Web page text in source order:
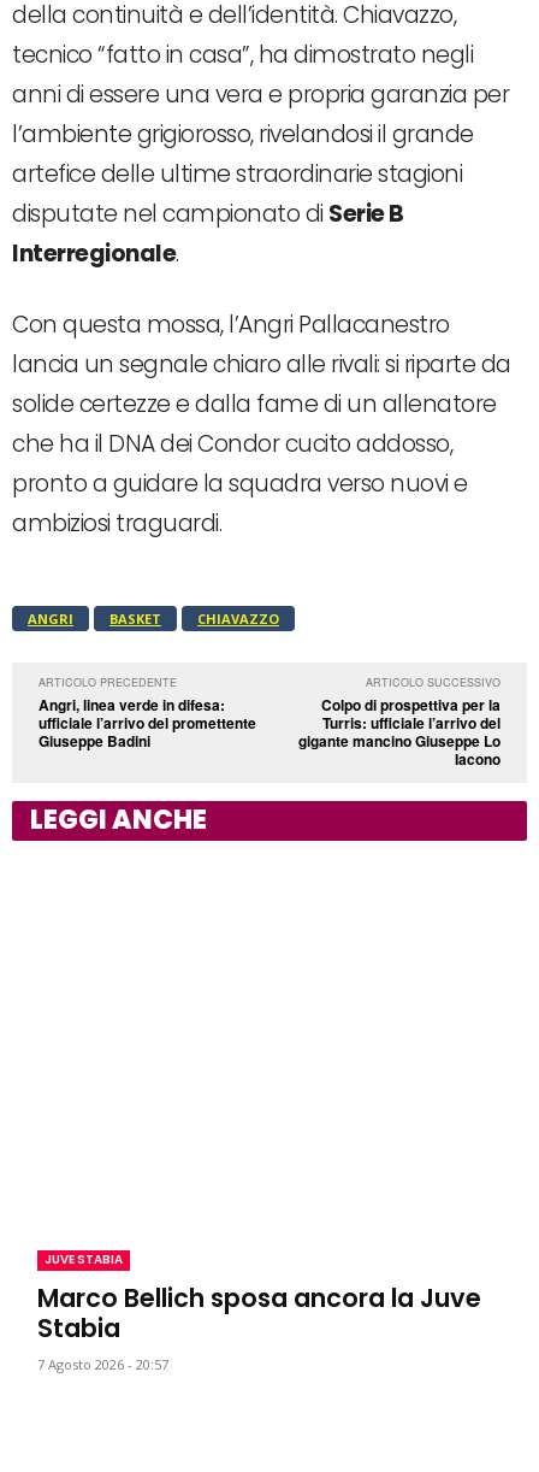
della continuità e dell’identità. Chiavazzo,
tecnico “fatto in casa”, ha dimostrato negli
anni di essere una vera e propria garanzia per
l’ambiente grigiorosso, rivelandosi il grande
artefice delle ultime straordinarie stagioni
disputate nel campionato di Serie B
Interregionale.
Con questa mossa, l’Angri Pallacanestro
lancia un segnale chiaro alle rivali: si riparte da
solide certezze e dalla fame di un allenatore
che ha il DNA dei Condor cucito addosso,
pronto a guidare la squadra verso nuovi e
ambiziosi traguardi.
ANGRI BASKET CHIAVAZZO
ARTICOLO PRECEDENTE
Angri, linea verde in difesa:
ufficiale l’arrivo del promettente
Giuseppe Badini
ARTICOLO SUCCESSIVO
Colpo di prospettiva per la
Turris: ufficiale l’arrivo del
gigante mancino Giuseppe Lo
Iacono
LEGGI ANCHE
JUVE STABIA
Marco Bellich sposa ancora la Juve
Stabia
7 Agosto 2026 - 20:57